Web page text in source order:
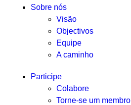
Sobre nós
Visão
Objectivos
Equipe
A caminho
Participe
Colabore
Torne-se um membro